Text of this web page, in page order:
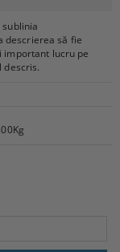
descrierea să fie
important lucru pe
descris.
Kg